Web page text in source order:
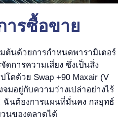
ารซื้อขาย
ต้นด้วยการกำหนดพารามิเตอร์
ดการความเสี่ยง ซึ่งเป็นสิ่ง
ตด้วย Swap +90 Maxair (V
มอยู่กับความว่างเปล่าอย่างไร้
ฉันต้องการแผนที่มั่นคง กลยุทธ์
นของตลาดได้